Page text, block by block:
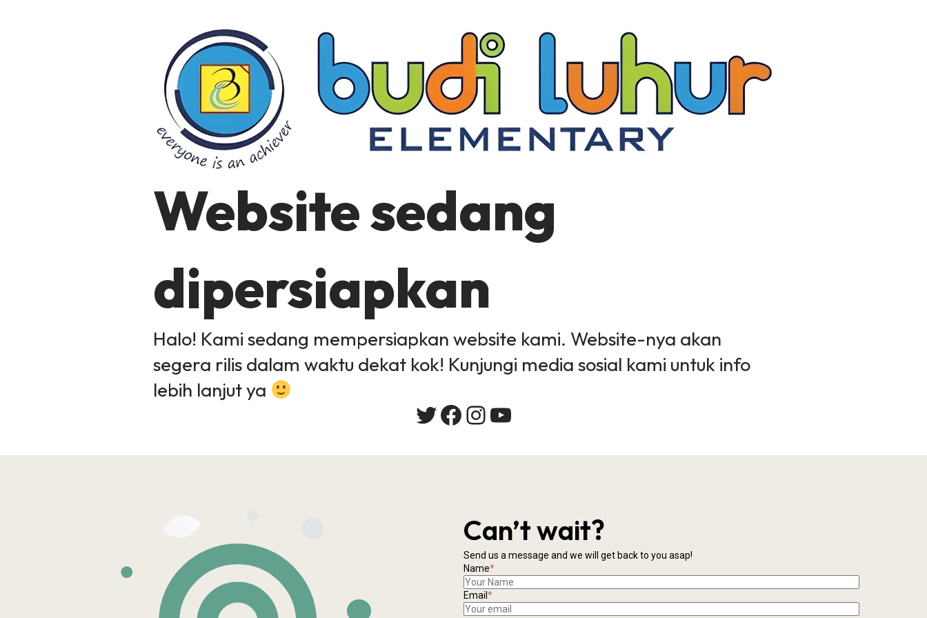
Website sedang
dipersiapkan
Halo! Kami sedang mempersiapkan website kami. Website-nya akan
segera rilis dalam waktu dekat kok! Kunjungi media sosial kami untuk info
lebih lanjut ya
Twitter
Facebook
Instagram
YouTube
Can’t wait?
Send us a message and we will get back to you asap!
Name*
Email *